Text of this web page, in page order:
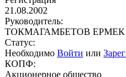
21.08.2002
Руководитель:
ТОКМАГАМБЕТОВ
Статус:
Необходимо Войти или
КОПФ:
Акционерное общество